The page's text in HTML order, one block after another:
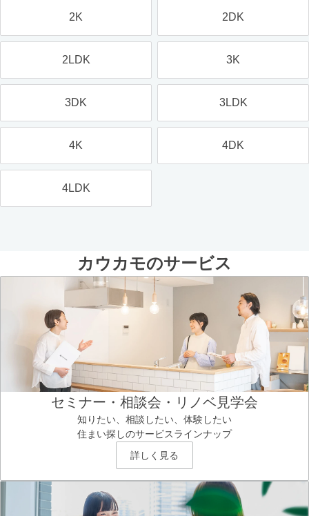
2K 2DK
2LDK 3K
3DK 3LDK
4K 4DK
4LDK
カウカモのサービス
セミナー・相談会・リノベ見学会
知りたい、相談したい、体験したい
住まい探しのサービスラインナップ
詳しく見る